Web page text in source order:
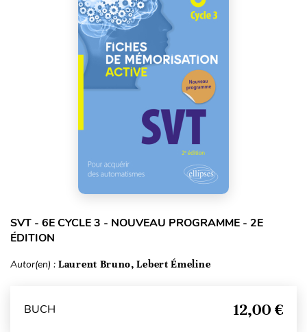
SVT - 6E CYCLE 3 - NOUVEAU PROGRAMME - 2E
ÉDITION
Autor(en) : Laurent Bruno, Lebert Émeline
BUCH 12,00 €